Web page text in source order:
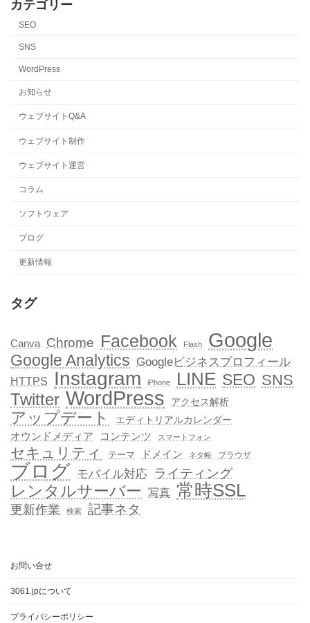
カテゴリー
SEO
SNS
WordPress
お知らせ
ウェブサイトQ&A
ウェブサイト制作
ウェブサイト運営
コラム
ソフトウェア
ブログ
更新情報
タグ
Canva Chrome Facebook Flash Google
Google Analytics Googleビジネスプロフィール
HTTPS Instagram iPhone LINE SEO SNS
Twitter WordPress アクセス解析
アップデート エディトリアルカレンダー
オウンドメディア コンテンツ スマートフォン
セキュリティ テーマ ドメイン ネタ帳 ブラウザ
ブログ モバイル対応 ライティング
レンタルサーバー 写真 常時SSL
更新作業 検索 記事ネタ
お問い合せ
3061.jpについて
プライバシーポリシー